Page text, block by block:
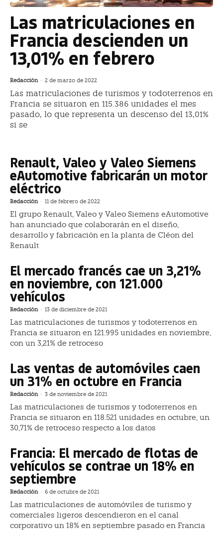
Las matriculaciones en
Francia descienden un
13,01% en febrero
Redacción - 2 de marzo de 2022
Las matriculaciones de turismos y todoterrenos en
Francia se situaron en 115.386 unidades el mes
pasado, lo que representa un descenso del 13,01%
si se
Renault, Valeo y Valeo Siemens
eAutomotive fabricarán un motor
eléctrico
Redacción - 11 de febrero de 2022
El grupo Renault, Valeo y Valeo Siemens eAutomotive
han anunciado que colaborarán en el diseño,
desarrollo y fabricación en la planta de Cléon del
Renault
El mercado francés cae un 3,21%
en noviembre, con 121.000
vehículos
Redacción - 13 de diciembre de 2021
Las matriculaciones de turismos y todoterrenos en
Francia se situaron en 121.995 unidades en noviembre,
con un 3,21% de retroceso
Las ventas de automóviles caen
un 31% en octubre en Francia
Redacción - 3 de noviembre de 2021
Las matriculaciones de turismos y todoterrenos en
Francia se situaron en 118.521 unidades en octubre, un
30,71% de retroceso respecto a los datos
Francia: El mercado de flotas de
vehículos se contrae un 18% en
septiembre
Redacción - 6 de octubre de 2021
Las matriculaciones de automóviles de turismo y
comerciales ligeros descendieron en el canal
corporativo un 18% en septiembre pasado en Francia